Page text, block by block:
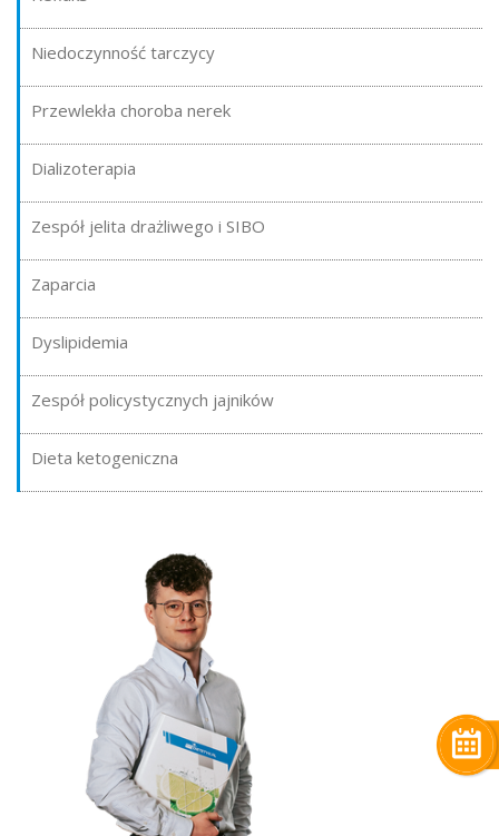
Niedoczynność tarczycy
Przewlekła choroba nerek
Dializoterapia
Zespół jelita drażliwego i SIBO
Zaparcia
Dyslipidemia
Zespół policystycznych jajników
Dieta ketogeniczna